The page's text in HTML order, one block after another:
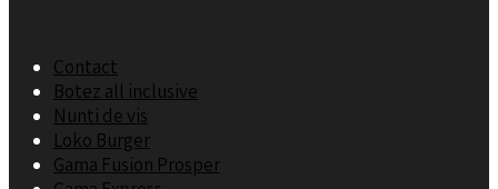
Contact
Botez all inclusive
Nunti de vis
Loko Burger
Gama Fusion Prosper